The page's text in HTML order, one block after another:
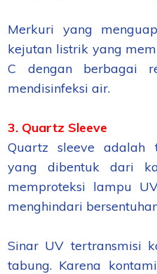
Merkuri yang
kejutan listrik yang
C dengan berbagai
mendisinfeksi air.
3. Quartz Sleeve
Quartz sleeve adalah
yang dibentuk dari
memproteksi lampu
menghindari
Sinar UV tertransmisi
tabung. Karena